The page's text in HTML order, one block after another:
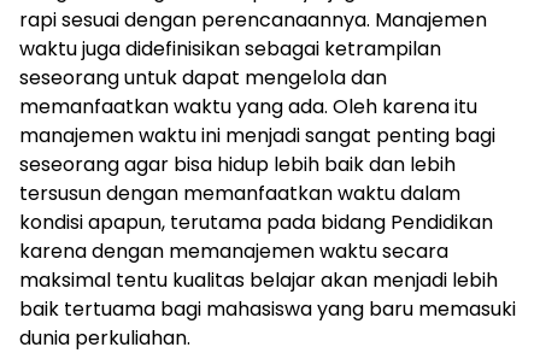
rapi sesuai dengan perencanaannya. Manajemen
waktu juga didefinisikan sebagai ketrampilan
seseorang untuk dapat mengelola dan
memanfaatkan waktu yang ada. Oleh karena itu
manajemen waktu ini menjadi sangat penting bagi
seseorang agar bisa hidup lebih baik dan lebih
tersusun dengan memanfaatkan waktu dalam
kondisi apapun, terutama pada bidang Pendidikan
karena dengan memanajemen waktu secara
maksimal tentu kualitas belajar akan menjadi lebih
baik tertuama bagi mahasiswa yang baru memasuki
dunia perkuliahan.